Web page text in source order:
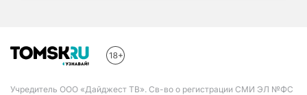
Учредитель ООО «Дайджест ТВ». Св-во о регистрации СМИ ЭЛ №ФС